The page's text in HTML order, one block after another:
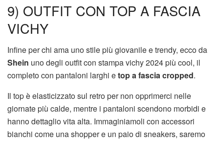
9) OUTFIT CON TOP A FASCIA
VICHY
Infine per chi ama uno stile più giovanile e trendy, ecco da
Shein uno degli outfit con stampa vichy 2024 più cool, il
completo con pantaloni larghi etop a fascia cropped.
Il top è elasticizzato sul retro per non opprimerci nelle
giornate più calde, mentre i pantaloni scendono morbidi e
hanno dettaglio vita alta. Immaginiamoli con accessori
bianchi come una shopper e un paio di sneakers, saremo